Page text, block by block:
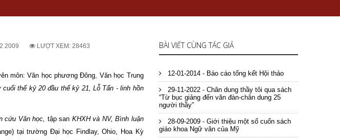
2009 LƯỢT XEM: 28463
môn: Văn học phương Đông, Văn học Trung
cuối thế kỷ 20 đầu thế kỷ 21, Lỗ Tấn - linh hồn
cứu Văn học, tập san KHXH và NV, Bình luận
tại trường Đại học Findlay, Ohio, Hoa Kỳ
BÀI VIẾT CÙNG TÁC GIẢ
12-01-2014 - Báo cáo tổng kết Hội thảo
29-11-2022 - Chân dung thầy tôi qua sách
“Từ bục giảng đến văn đàn-chân dung 25
người thầy”
28-09-2009 - Giới thiệu một số cuốn sách
giáo khoa Ngữ văn của Mỹ